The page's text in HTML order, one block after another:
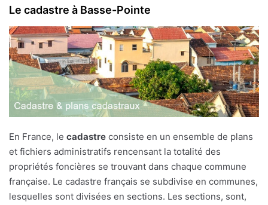
Le cadastre à Basse-Pointe
En France, le cadastre consiste en un ensemble de plans
et fichiers administratifs rencensant la totalité des
propriétés foncières se trouvant dans chaque commune
française. Le cadastre français se subdivise en communes,
lesquelles sont divisées en sections. Les sections, sont,